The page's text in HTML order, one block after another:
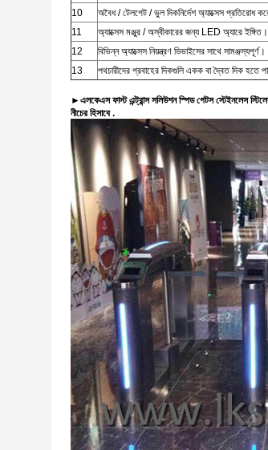
10
অবৈধ / টেলগেট / ভুল দিকনির্দেশ অ্যাক্সেস প্রতিরোধ
11
অ্যাক্সেস মঞ্জুর / অস্বীকারের জন্য LED অ্যারে ইঙ্গিত।
12
বিভিন্ন অ্যাক্সেস নিয়ন্ত্রণ ডিভাইসের সাথে সামঞ্জস্যপূর্ণ।
13
পথচারীদের প্রবাহের দিকগুলি একক বা দ্বৈত দিক হতে
►এলকেএস ফাস্ট এন্ট্রান্স সলিউশন স্পিড গেটস স্টেইনলেস
নীচের হিসাবে .